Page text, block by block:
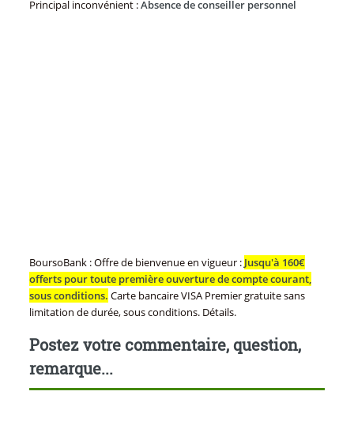
Principal inconvénient :Absence de conseiller personnel
BoursoBank : Offre de bienvenue en vigueur : Jusqu'à 160€
offerts pour toute première ouverture de compte courant,
sous conditions. Carte bancaire VISA Premier gratuite sans
limitation de durée, sous conditions. Détails.
Postez votre commentaire, question,
remarque...